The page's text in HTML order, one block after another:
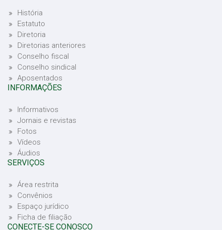
História
Estatuto
Diretoria
Diretorias anteriores
Conselho fiscal
Conselho sindical
Aposentados
INFORMAÇÕES
Informativos
Jornais e revistas
Fotos
Vídeos
Áudios
SERVIÇOS
Área restrita
Convênios
Espaço jurídico
Ficha de filiação
CONECTE-SE CONOSCO